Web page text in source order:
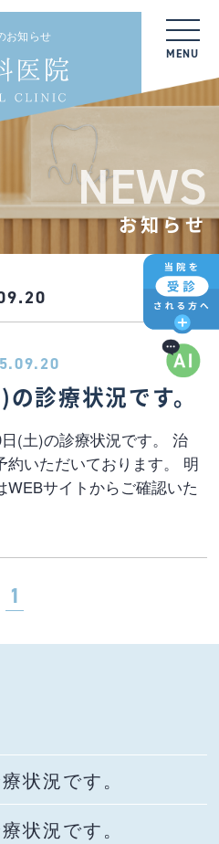
お知らせ
MENU
NEWS
お知らせ
診療状況です。
(土)の診療状況です。 治
いただいております。 明
サイトからご確認いた
1
状況です。
状況です。